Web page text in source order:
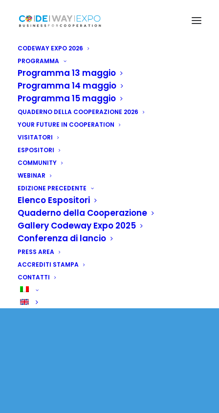
CODEWAY EXPO 2026
PROGRAMMA
Programma 13 maggio
Programma 14 maggio
Programma 15 maggio
QUADERNO DELLA COOPERAZIONE 2026
YOUR FUTURE IN COOPERATION
VISITATORI
ESPOSITORI
COMMUNITY
WEBINAR
EDIZIONE PRECEDENTE
Elenco Espositori
Quaderno della Cooperazione
Gallery Codeway Expo 2025
Conferenza di lancio
PRESS AREA
ACCREDITI STAMPA
CONTATTI